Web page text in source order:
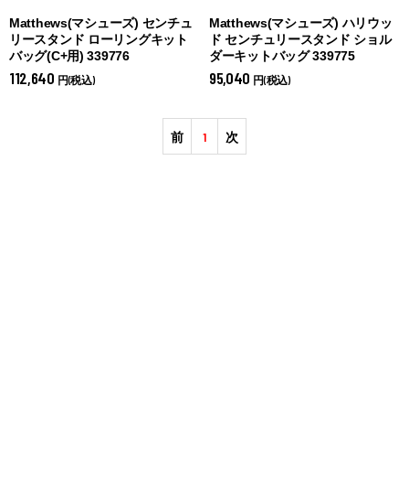
Matthews(マシューズ) センチュ
リースタンド ローリングキット
バッグ(C+用) 339776
112,640 円(税込)
Matthews(マシューズ) ハリウッ
ド センチュリースタンド ショル
ダーキットバッグ 339775
95,040 円(税込)
前 1 次